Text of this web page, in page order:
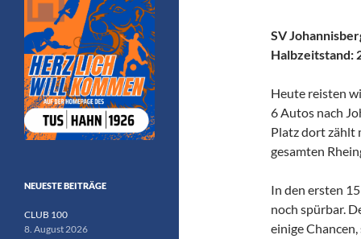
SV
Halbzeitstand:
Heute reisten
6 Autos nach
Platz dort zählt
gesamten
In den ersten
noch spürbar.
einige
NEUESTE BEITRÄGE
CLUB 100
8. August 2026